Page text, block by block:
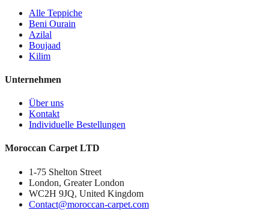
Alle Teppiche
Beni Ourain
Azilal
Boujaad
Kilim
Unternehmen
Über uns
Kontakt
Individuelle Bestellungen
Moroccan Carpet LTD
1-75 Shelton Street
London, Greater London
WC2H 9JQ, United Kingdom
Contact@moroccan-carpet.com